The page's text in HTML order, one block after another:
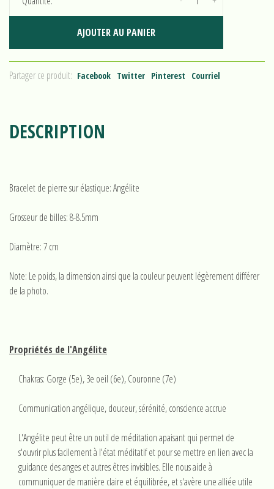
AJOUTER AU PANIER
Partager ce produit: Facebook Twitter Pinterest Courriel
DESCRIPTION
Bracelet de pierre sur élastique: Angélite
Grosseur de billes: 8-8.5mm
Diamètre: 7 cm
Note: Le poids, la dimension ainsi que la couleur peuvent légèrement différer
de la photo.
Propriétés de l'Angélite
Chakras: Gorge (5e), 3e oeil (6e), Couronne (7e)
Communication angélique, douceur, sérénité, conscience accrue
L'Angélite peut être un outil de méditation apaisant qui permet de
s'ouvrir plus facilement à l'état méditatif et pour se mettre en lien avec la
guidance des anges et autres êtres invisibles. Elle nous aide à
communiquer de manière claire et équilibrée, et s'avère une alliée utile